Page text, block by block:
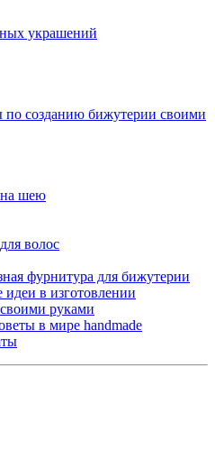
украшений
по созданию бижутерии своими
шею
волос
фурнитура для бижутерии
в изготовлении
руками
в мире handmade